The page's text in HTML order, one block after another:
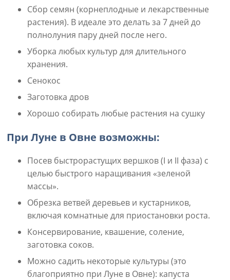
Сбор семян (корнеплодные и лекарственные
растения). В идеале это делать за 7 дней до
полнолуния пару дней после него.
Уборка любых культур для длительного
хранения.
Сенокос
Заготовка дров
Хорошо собирать любые растения на сушку
При Луне в Овне возможны:
Посев быстрорастущих вершков (I и II фаза) с
целью быстрого наращивания «зеленой
массы».
Обрезка ветвей деревьев и кустарников,
включая комнатные для приостановки роста.
Консервирование, квашение, соление,
заготовка соков.
Можно садить некоторые культуры (это
благоприятно при Луне в Овне): капуста